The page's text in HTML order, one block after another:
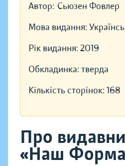
Автор: Сьюзен Фовлер
Мова видання:
Рік видання: 2019
Обкладинка: тверда
Кількість сторінок: 168
Про
«Наш